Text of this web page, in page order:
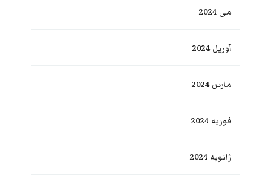
می 2024
آوریل 2024
مارس 2024
فوریه 2024
ژانویه 2024